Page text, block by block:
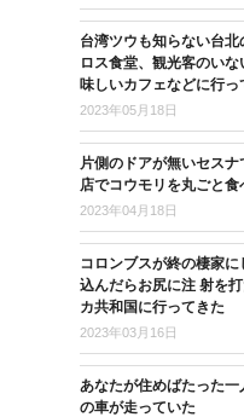
台湾ツウも知らない台
ロス食堂、観光客のい
味しいカフェなどに行っ
2023年05月18日
片側のドアが無いセス
店でコウモリを丸ごと
2023年04月18日
コロンブスが終の棲家
込んだらお尻に注 射を
カ共和国に行ってきた
2023年03月16日
あなたが住めばたった
の車が走っていた